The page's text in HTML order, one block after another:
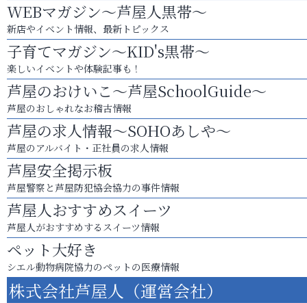
WEBマガジン～芦屋人黒帯～
新店やイベント情報、最新トピックス
子育てマガジン～KID's黒帯～
楽しいイベントや体験記事も！
芦屋のおけいこ～芦屋SchoolGuide～
芦屋のおしゃれなお稽古情報
芦屋の求人情報～SOHOあしや～
芦屋のアルバイト・正社員の求人情報
芦屋安全掲示板
芦屋警察と芦屋防犯協会協力の事件情報
芦屋人おすすめスイーツ
芦屋人がおすすめするスイーツ情報
ペット大好き
シエル動物病院協力のペットの医療情報
株式会社芦屋人（運営会社）